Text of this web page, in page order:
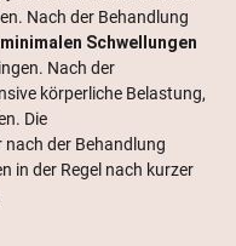
Nach der Behandlung
Schwellungen
Nach der
körperliche Belastung,
Die
der Behandlung
in der Regel nach kurzer